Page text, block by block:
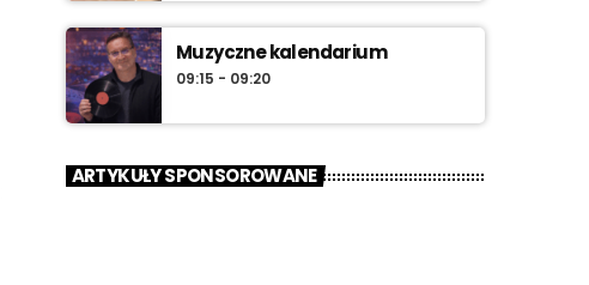
Muzyczne kalendarium
09:15 - 09:20
ARTYKUŁY SPONSOROWANE